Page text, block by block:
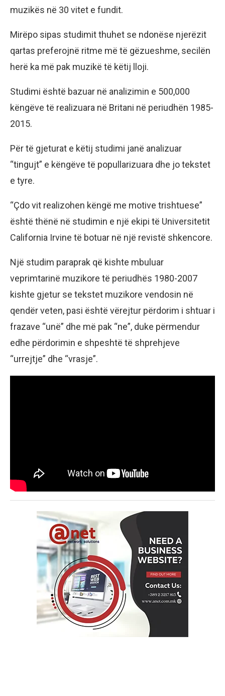
muzikës në 30 vitet e fundit.
Mirëpo sipas studimit thuhet se ndonëse njerëzit
qartas preferojnë ritme më të gëzueshme, secilën
herë ka më pak muzikë të këtij lloji.
Studimi është bazuar në analizimin e 500,000
këngëve të realizuara në Britani në periudhën 1985-
2015.
Për të gjeturat e këtij studimi janë analizuar
“tingujt” e këngëve të popullarizuara dhe jo tekstet
e tyre.
“Çdo vit realizohen këngë me motive trishtuese”
është thënë në studimin e një ekipi të Universitetit
California Irvine të botuar në një revistë shkencore.
Një studim paraprak që kishte mbuluar
veprimtarinë muzikore të periudhës 1980-2007
kishte gjetur se tekstet muzikore vendosin në
qendër veten, pasi është vërejtur përdorim i shtuar i
frazave “unë” dhe më pak “ne”, duke përmendur
edhe përdorimin e shpeshtë të shprehjeve
“urrejtje” dhe “vrasje”.